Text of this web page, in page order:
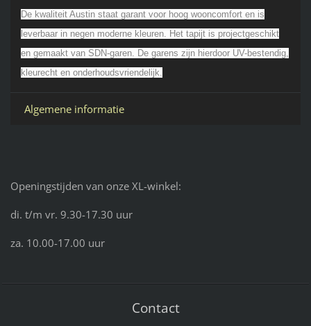
De kwaliteit Austin staat garant voor hoog wooncomfort en is
leverbaar in negen moderne kleuren. Het tapijt is projectgeschikt
en gemaakt van SDN-garen. De garens zijn hierdoor UV-bestendig,
kleurecht en onderhoudsvriendelijk.
Algemene informatie
Openingstijden van onze XL-winkel:
di. t/m vr. 9.30-17.30 uur
za. 10.00-17.00 uur
Contact